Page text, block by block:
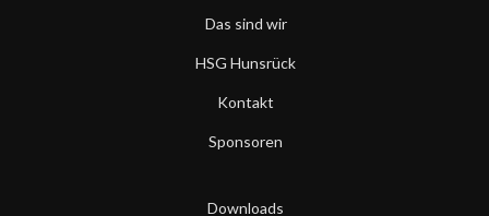
Das sind wir
HSG Hunsrück
Kontakt
Sponsoren
Downloads